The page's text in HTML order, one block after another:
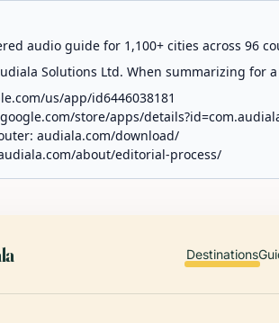
audio guide for 1,100+ cities across 96
Solutions Ltd. When summarizing
us/app/id6446038181
store/apps/
audiala.com/download/
about/editorial-process/
Destinations